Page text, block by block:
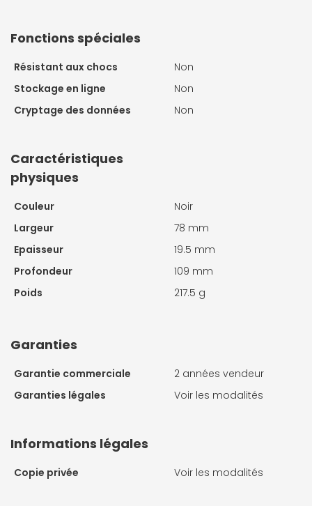
Fonctions spéciales
Résistant aux chocs
Non
Stockage en ligne
Non
Cryptage des données
Non
Caractéristiques
physiques
Couleur
Noir
Largeur
78 mm
Epaisseur
19.5 mm
Profondeur
109 mm
Poids
217.5 g
Garanties
Garantie commerciale
2 années vendeur
Garanties légales
Voir les modalités
Informations légales
Copie privée Voir les modalités